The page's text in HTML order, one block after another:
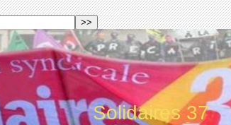
Solidaires 37